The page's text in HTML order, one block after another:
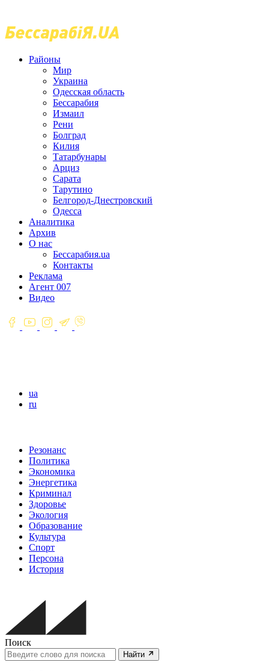
Районы
Мир
Украина
Одесская область
Бессарабия
Измаил
Рени
Болград
Килия
Татарбунары
Арциз
Сарата
Тарутино
Белгород-Днестровский
Одесса
Аналитика
Архив
О нас
Бессарабия.ua
Контакты
Реклама
Агент 007
Видео
ua
ru
Резонанс
Политика
Экономика
Энергетика
Криминал
Здоровье
Экология
Образование
Культура
Спорт
Персона
История
Поиск
Найти